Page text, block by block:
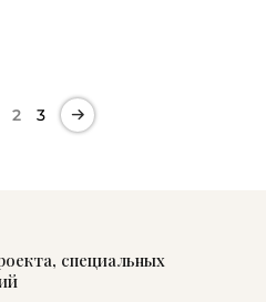
2 3
специальных